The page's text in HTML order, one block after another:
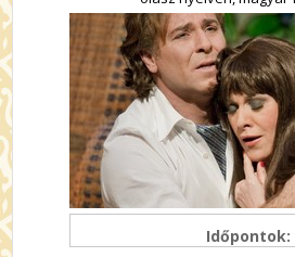
Időpontok: